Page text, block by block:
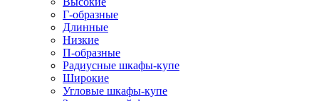
Г-образные
Длинные
Низкие
П-образные
Радиусные шкафы-купе
Широкие
Угловые шкафы-купе